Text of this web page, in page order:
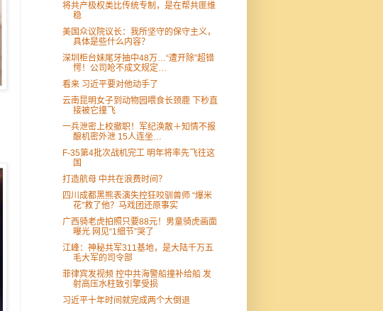
将共产极权类比传统专制，是在帮共匪维
稳
美国众议院议长：我所坚守的保守主义，
具体是些什么内容？
深圳柜台妹尾牙抽中48万…“遭开除”超错
愕！公司呛不成文规定…
看来 习近平要对他动手了
云南昆明女子到动物园喂食长颈鹿 下秒直
接被它撞飞
一兵泄密上校撤职！军纪涣散＋知情不报
酿机密外泄 15人连坐…
F-35第4批次战机完工 明年将率先飞往这
国
打造航母 中共在浪费时间？
四川成都黑熊表演失控狂咬驯兽师 “爆米
花”救了他？马戏团还原事实
广西骑老虎拍照只要88元！男童骑虎画面
曝光 网见“1细节”哭了
江峰：神秘共军311基地，是大陆千万五
毛大军的司令部
菲律宾发视频 控中共海警船撞补给船 发
射高压水柱致引擎受损
习近平十年时间就完成两个大倒退